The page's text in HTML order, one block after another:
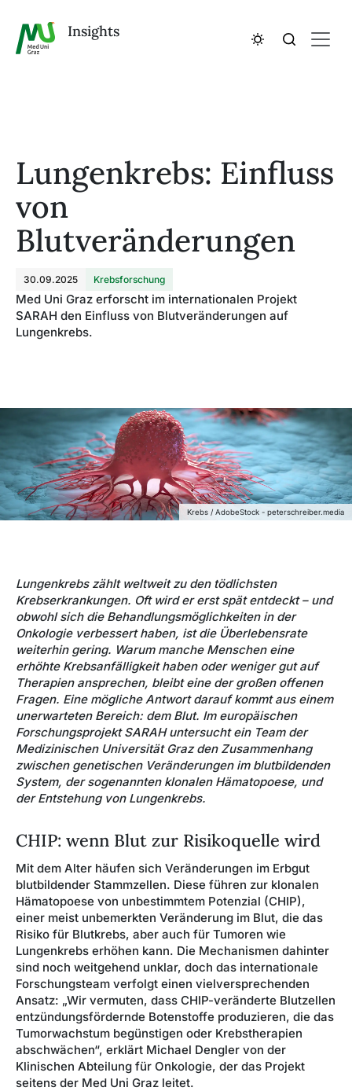
Insights
Lungenkrebs: Einfluss
von
Blutveränderungen
30.09.2025 Krebsforschung
Med Uni Graz erforscht im internationalen Projekt
SARAH den Einfluss von Blutveränderungen auf
Lungenkrebs.
Krebs / AdobeStock - peterschreiber.media
Lungenkrebs zählt weltweit zu den tödlichsten
Krebserkrankungen. Oft wird er erst spät entdeckt – und
obwohl sich die Behandlungsmöglichkeiten in der
Onkologie verbessert haben, ist die Überlebensrate
weiterhin gering. Warum manche Menschen eine
erhöhte Krebsanfälligkeit haben oder weniger gut auf
Therapien ansprechen, bleibt eine der großen offenen
Fragen. Eine mögliche Antwort darauf kommt aus einem
unerwarteten Bereich: dem Blut. Im europäischen
Forschungsprojekt SARAH untersucht ein Team der
Medizinischen Universität Graz den Zusammenhang
zwischen genetischen Veränderungen im blutbildenden
System, der sogenannten klonalen Hämatopoese, und
der Entstehung von Lungenkrebs.
CHIP: wenn Blut zur Risikoquelle wird
Mit dem Alter häufen sich Veränderungen im Erbgut
blutbildender Stammzellen. Diese führen zur klonalen
Hämatopoese von unbestimmtem Potenzial (CHIP),
einer meist unbemerkten Veränderung im Blut, die das
Risiko für Blutkrebs, aber auch für Tumoren wie
Lungenkrebs erhöhen kann. Die Mechanismen dahinter
sind noch weitgehend unklar, doch das internationale
Forschungsteam verfolgt einen vielversprechenden
Ansatz: „Wir vermuten, dass CHIP-veränderte Blutzellen
entzündungsfördernde Botenstoffe produzieren, die das
Tumorwachstum begünstigen oder Krebstherapien
abschwächen“, erklärt Michael Dengler von der
Klinischen Abteilung für Onkologie, der das Projekt
seitens der Med Uni Graz leitet.